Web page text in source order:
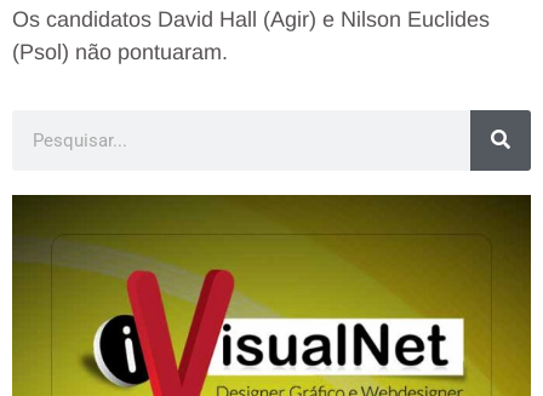
Os candidatos David Hall (Agir) e Nilson Euclides
(Psol) não pontuaram.